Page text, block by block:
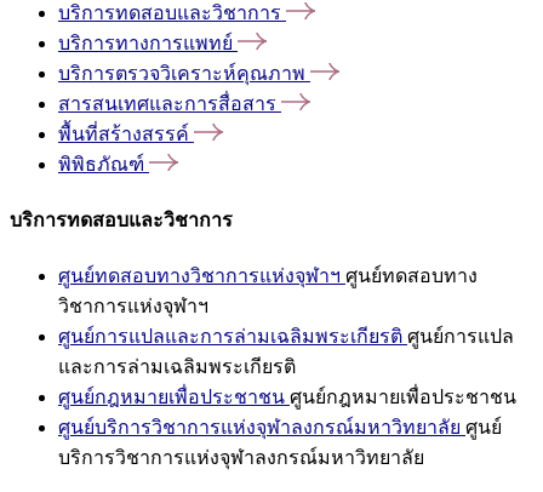
บริการทดสอบและวิชาการ
บริการทางการแพทย์
บริการตรวจวิเคราะห์คุณภาพ
สารสนเทศและการสื่อสาร
พื้นที่สร้างสรรค์
พิพิธภัณฑ์
บริการทดสอบและวิชาการ
ศูนย์ทดสอบทางวิชาการแห่งจุฬาฯ ศูนย์ทดสอบทาง
วิชาการแห่งจุฬาฯ
ศูนย์การแปลและการล่ามเฉลิมพระเกียรติ ศูนย์การแปล
และการล่ามเฉลิมพระเกียรติ
ศูนย์กฎหมายเพื่อประชาชน ศูนย์กฎหมายเพื่อประชาชน
ศูนย์บริการวิชาการแห่งจุฬาลงกรณ์มหาวิทยาลัย ศูนย์
บริการวิชาการแห่งจุฬาลงกรณ์มหาวิทยาลัย